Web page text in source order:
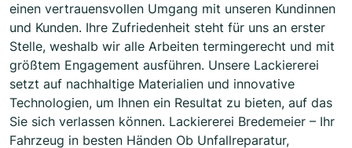
einen vertrauensvollen Umgang mit unseren Kundinnen
und Kunden. Ihre Zufriedenheit steht für uns an erster
Stelle, weshalb wir alle Arbeiten termingerecht und mit
größtem Engagement ausführen. Unsere Lackiererei
setzt auf nachhaltige Materialien und innovative
Technologien, um Ihnen ein Resultat zu bieten, auf das
Sie sich verlassen können. Lackiererei Bredemeier – Ihr
Fahrzeug in besten Händen Ob Unfallreparatur,